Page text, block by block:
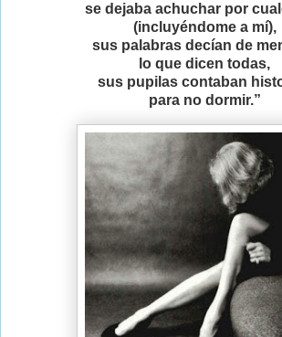
se dejaba achuchar por
(incluyéndome a mí),
sus palabras decían de
lo que dicen todas,
sus pupilas contaban
para no dormir.”